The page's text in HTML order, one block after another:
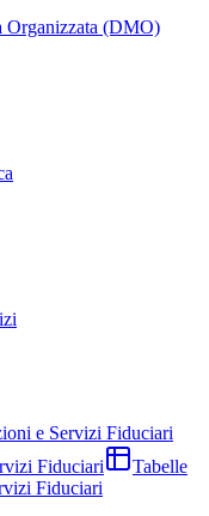
Organizzata (DMO)
e Servizi Fiduciari
Fiduciari
Tabelle
Fiduciari